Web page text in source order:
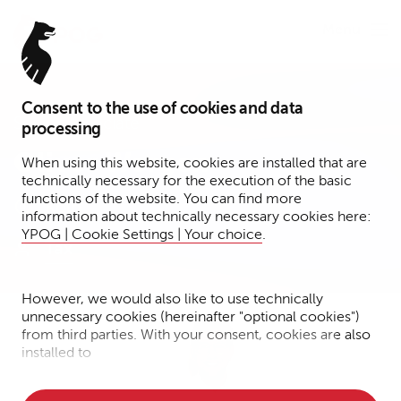
Consent to the use of cookies and data
processing
When using this website, cookies are installed that are
technically necessary for the execution of the basic
functions of the website. You can find more
information about technically necessary cookies here:
YPOG | Cookie Settings | Your choice.
However, we would also like to use technically
unnecessary cookies (hereinafter "optional cookies")
from third parties. With your consent, cookies are also
installed to
Senior Associate
Oliver Wergen
Köln